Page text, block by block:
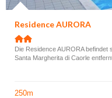
Residence AURORA
Die Residence AURORA
Santa Margherita di Caorle
250m